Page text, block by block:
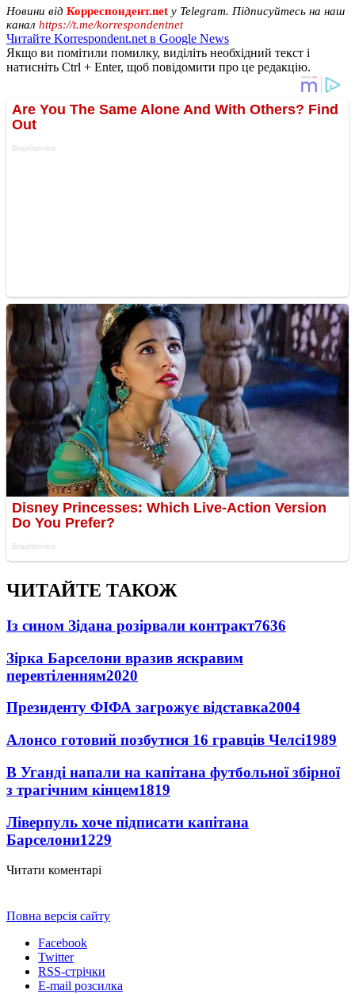
Новини від Корреспондент.net у Telegram. Підписуйтесь на наш
канал https://t.me/korrespondentnet
Читайте Korrespondent.net в Google News
Якщо ви помітили помилку, виділіть необхідний текст і
натисніть Ctrl + Enter, щоб повідомити про це редакцію.
ЧИТАЙТЕ ТАКОЖ
Із сином Зідана розірвали контракт7636
Зірка Барселони вразив яскравим
перевтіленням2020
Президенту ФІФА загрожує відставка2004
Алонсо готовий позбутися 16 гравців Челсі1989
В Уганді напали на капітана футбольної збірної
з трагічним кінцем1819
Ліверпуль хоче підписати капітана
Барселони1229
Читати коментарі
Повна версія сайту
Facebook
Twitter
RSS-стрічки
E-mail розсилка